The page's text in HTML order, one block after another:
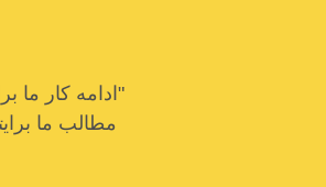
"ادامه کار
مطالب ما